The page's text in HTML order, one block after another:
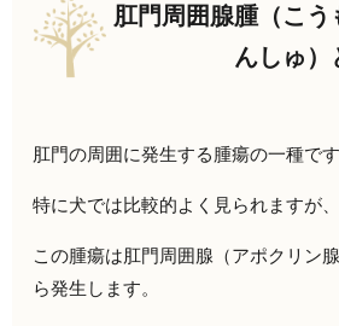
肛門周囲腺腫（こ
んしゅ）
肛門の周囲に発生する腫瘍の一種です
特に犬では比較的よく見られますが、
この腫瘍は肛門周囲腺（アポクリン
ら発生します。